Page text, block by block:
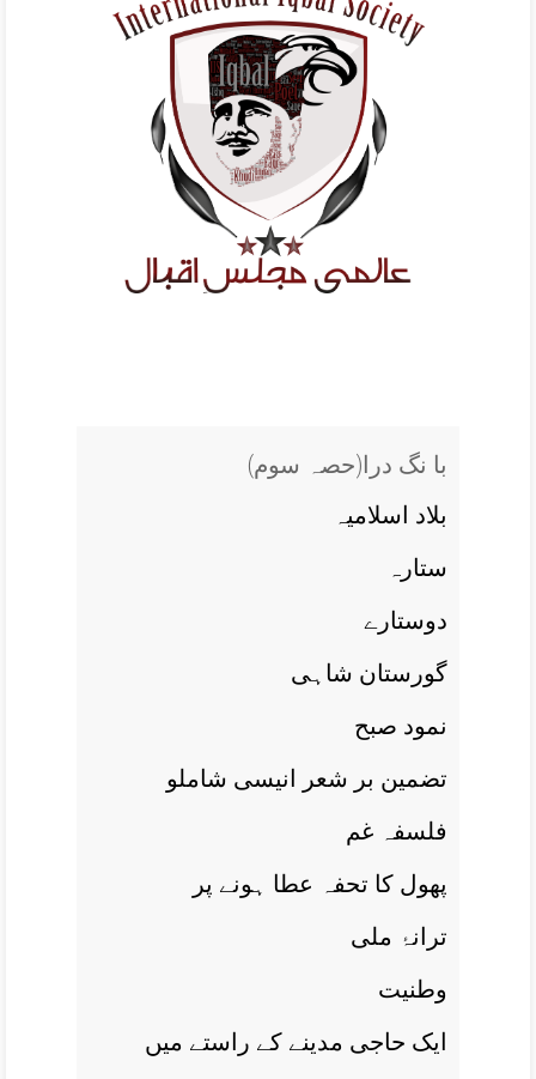
(با نگ درا(حصہ سوم
بلاد اسلاميہ
ستارہ
دوستارے
گورستان شاہی
نمود صبح
تضمين بر شعر انيسی شاملو
فلسفہ غم
پھول کا تحفہ عطا ہونے پر
ترانۂ ملی
وطنيت
ايک حاجی مدينے کے راستے ميں